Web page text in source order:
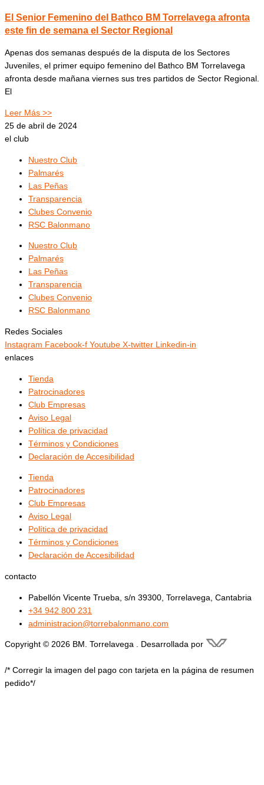
El Senior Femenino del Bathco BM Torrelavega afronta
este fin de semana el Sector Regional
Apenas dos semanas después de la disputa de los Sectores
Juveniles, el primer equipo femenino del Bathco BM Torrelavega
afronta desde mañana viernes sus tres partidos de Sector Regional.
El
Leer Más >>
25 de abril de 2024
el club
Nuestro Club
Palmarés
Las Peñas
Transparencia
Clubes Convenio
RSC Balonmano
Nuestro Club
Palmarés
Las Peñas
Transparencia
Clubes Convenio
RSC Balonmano
Redes Sociales
Instagram Facebook-f Youtube X-twitter Linkedin-in
enlaces
Tienda
Patrocinadores
Club Empresas
Aviso Legal
Política de privacidad
Términos y Condiciones
Declaración de Accesibilidad
Tienda
Patrocinadores
Club Empresas
Aviso Legal
Política de privacidad
Términos y Condiciones
Declaración de Accesibilidad
contacto
Pabellón Vicente Trueba, s/n 39300, Torrelavega, Cantabria
+34 942 800 231
administracion@torrebalonmano.com
Copyright © 2026 BM. Torrelavega . Desarrollada por
/* Corregir la imagen del pago con tarjeta en la página de resumen
pedido*/